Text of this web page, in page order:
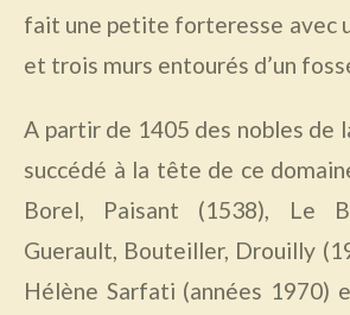
fait une petite forteresse avec
et trois murs entourés d’un
A partir de 1405 des nobles de
succédé à la tête de ce
Borel, Paisant (1538), Le
Guerault, Bouteiller, Drouilly
Hélène Sarfati (années 1970)